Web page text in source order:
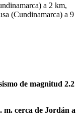
a 2 km,
(Cundinamarca) a 9
de magnitud 2.2
m. cerca de Jordán a